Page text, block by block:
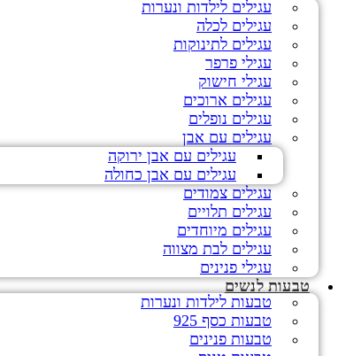
עגילים לילדות ונערות
עגילים לכלה
עגילים לתינוקות
עגילי פרפר
עגילי חישוק
עגילים ארוכים
עגילים נופלים
עגילים עם אבן
עגילים עם אבן ירוקה
עגילים עם אבן כחולה
עגילים צמודים
עגילים תלויים
עגילים מיוחדים
עגילים לבת מצווה
עגילי פנינים
טבעות לנשים
טבעות לילדות ונערות
טבעות כסף 925
טבעות פנינים